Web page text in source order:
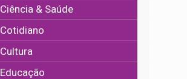
Ciência & Saúde
Cotidiano
Cultura
Educação